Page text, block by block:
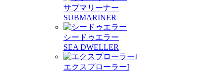
サブマリーナー
SUBMARINER
シードゥエラー
SEA DWELLER
エクスプローラーI